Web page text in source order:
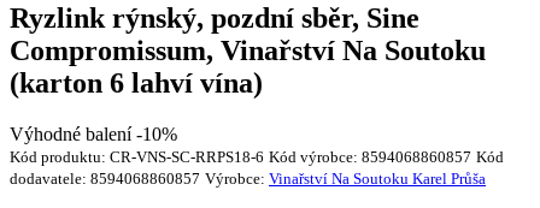
Ryzlink rýnský, pozdní sběr, Sine
Compromissum, Vinařství Na Soutoku
(karton 6 lahví vína)
Výhodné balení -10%
Kód produktu: CR-VNS-SC-RRPS18-6 Kód výrobce: 8594068860857 Kód
dodavatele: 8594068860857 Výrobce: Vinařství Na Soutoku Karel Průša